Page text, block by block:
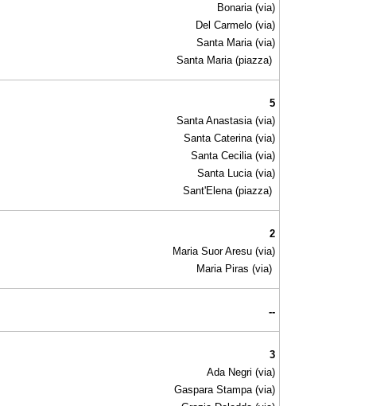
Bonaria (via)
Del Carmelo (via)
Santa Maria (via)
Santa Maria (piazza)
5
Santa Anastasia (via)
Santa Caterina (via)
Santa Cecilia (via)
Santa Lucia (via)
Sant'Elena (piazza)
2
Maria Suor Aresu (via)
Maria Piras (via)
--
3
Ada Negri (via)
Gaspara Stampa (via)